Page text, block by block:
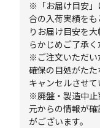
※「お届け目安」
合の入荷実績を
りお届け目安を
らかじめご了承く
※ご注文いただい
確保の目処がた
キャンセルさせて
※廃盤・製造中止
元からの情報が
がございます。